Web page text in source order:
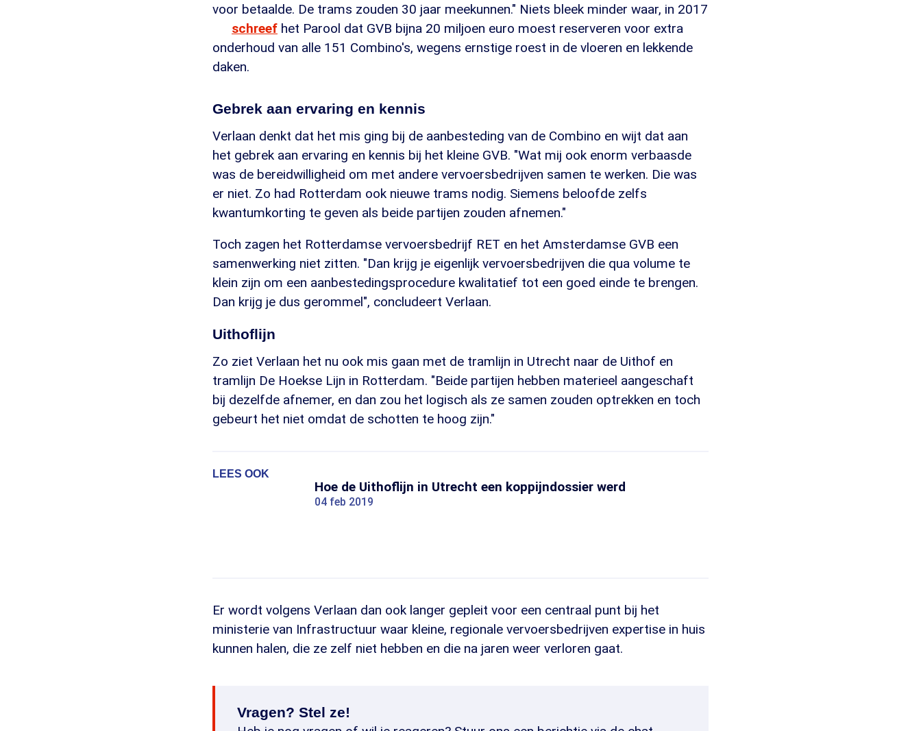
voor betaalde. De trams zouden 30 jaar meekunnen." Niets bleek minder waar, in 2017
schreef het Parool dat GVB bijna 20 miljoen euro moest reserveren voor extra
onderhoud van alle 151 Combino's, wegens ernstige roest in de vloeren en lekkende
daken.
Gebrek aan ervaring en kennis
Verlaan denkt dat het mis ging bij de aanbesteding van de Combino en wijt dat aan
het gebrek aan ervaring en kennis bij het kleine GVB. "Wat mij ook enorm verbaasde
was de bereidwilligheid om met andere vervoersbedrijven samen te werken. Die was
er niet. Zo had Rotterdam ook nieuwe trams nodig. Siemens beloofde zelfs
kwantumkorting te geven als beide partijen zouden afnemen."
Toch zagen het Rotterdamse vervoersbedrijf RET en het Amsterdamse GVB een
samenwerking niet zitten. "Dan krijg je eigenlijk vervoersbedrijven die qua volume te
klein zijn om een aanbestedingsprocedure kwalitatief tot een goed einde te brengen.
Dan krijg je dus gerommel", concludeert Verlaan.
Uithoflijn
Zo ziet Verlaan het nu ook mis gaan met de tramlijn in Utrecht naar de Uithof en
tramlijn De Hoekse Lijn in Rotterdam. "Beide partijen hebben materieel aangeschaft
bij dezelfde afnemer, en dan zou het logisch als ze samen zouden optrekken en toch
gebeurt het niet omdat de schotten te hoog zijn."
LEES OOK
Hoe de Uithoflijn in Utrecht een koppijndossier werd
04 feb 2019
Er wordt volgens Verlaan dan ook langer gepleit voor een centraal punt bij het
ministerie van Infrastructuur waar kleine, regionale vervoersbedrijven expertise in huis
kunnen halen, die ze zelf niet hebben en die na jaren weer verloren gaat.
Vragen? Stel ze!